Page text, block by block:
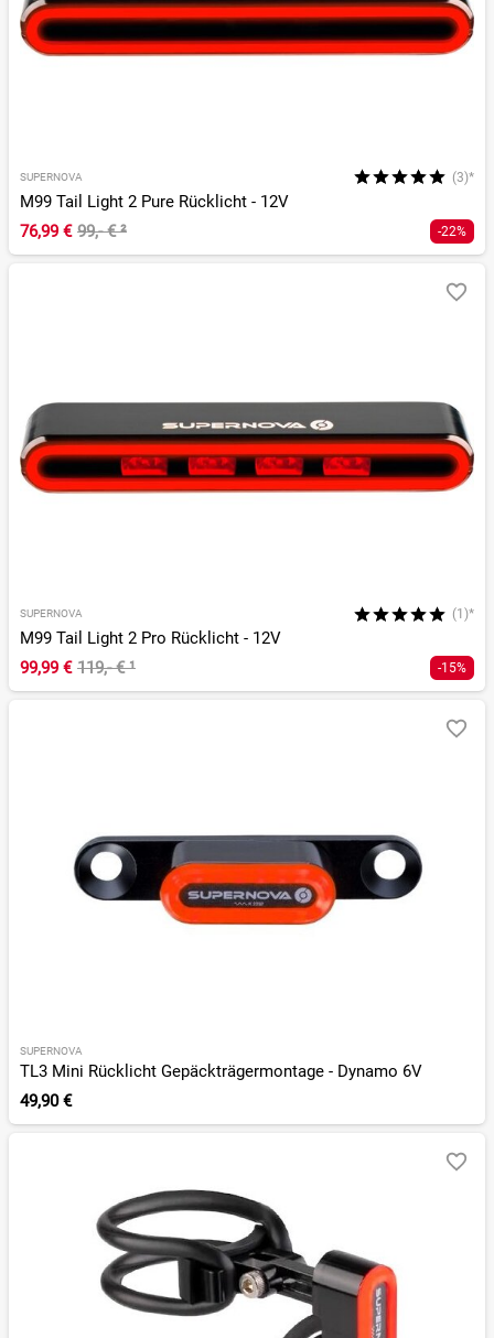
SUPERNOVA (3)*
M99 Tail Light 2 Pure Rücklicht - 12V
76,99 € 99,- €² -22%
SUPERNOVA (1)*
M99 Tail Light 2 Pro Rücklicht - 12V
99,99 € 119,- €¹ -15%
SUPERNOVA
TL3 Mini Rücklicht Gepäckträgermontage - Dynamo 6V
49,90 €